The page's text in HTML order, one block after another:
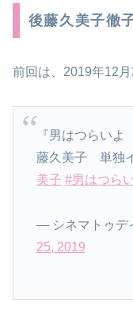
後藤久美子徹
前回は、2019年12
『男はつらい
藤久美子 単独
美子 #男はつら
— シネマトゥデ
25, 2019